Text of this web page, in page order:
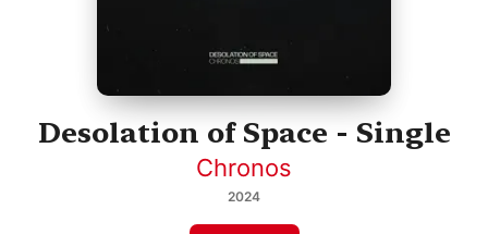
Desolation of Space - Single
Chronos
2024